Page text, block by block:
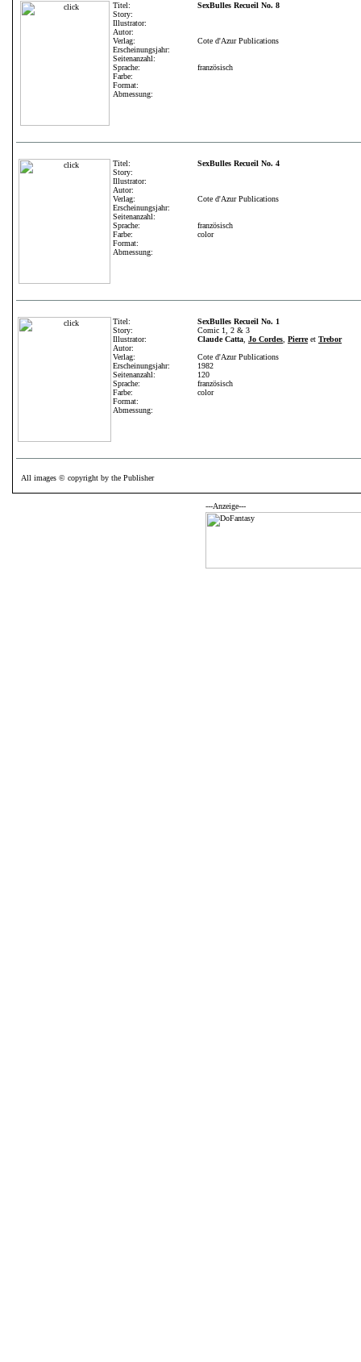
Titel:
Story:
Illustrator:
Autor:
Verlag:
Erscheinungsjahr:
Seitenanzahl:
Sprache:
Farbe:
Format:
Abmessung:
SexBulles Recueil No. 8
Cote d'Azur Publications
französisch
Titel:
Story:
Illustrator:
Autor:
Verlag:
Erscheinungsjahr:
Seitenanzahl:
Sprache:
Farbe:
Format:
Abmessung:
SexBulles Recueil No. 4
Cote d'Azur Publications
französisch
color
Titel:
Story:
Illustrator:
Autor:
Verlag:
Erscheinungsjahr:
Seitenanzahl:
Sprache:
Farbe:
Format:
Abmessung:
SexBulles Recueil No. 1
Comic 1, 2 & 3
Claude Catta Jo Cordes Pierreet Trebor
Cote d'Azur Publications
1982
120
französisch
color
All images © copyright by the Publisher
---Anzeige---